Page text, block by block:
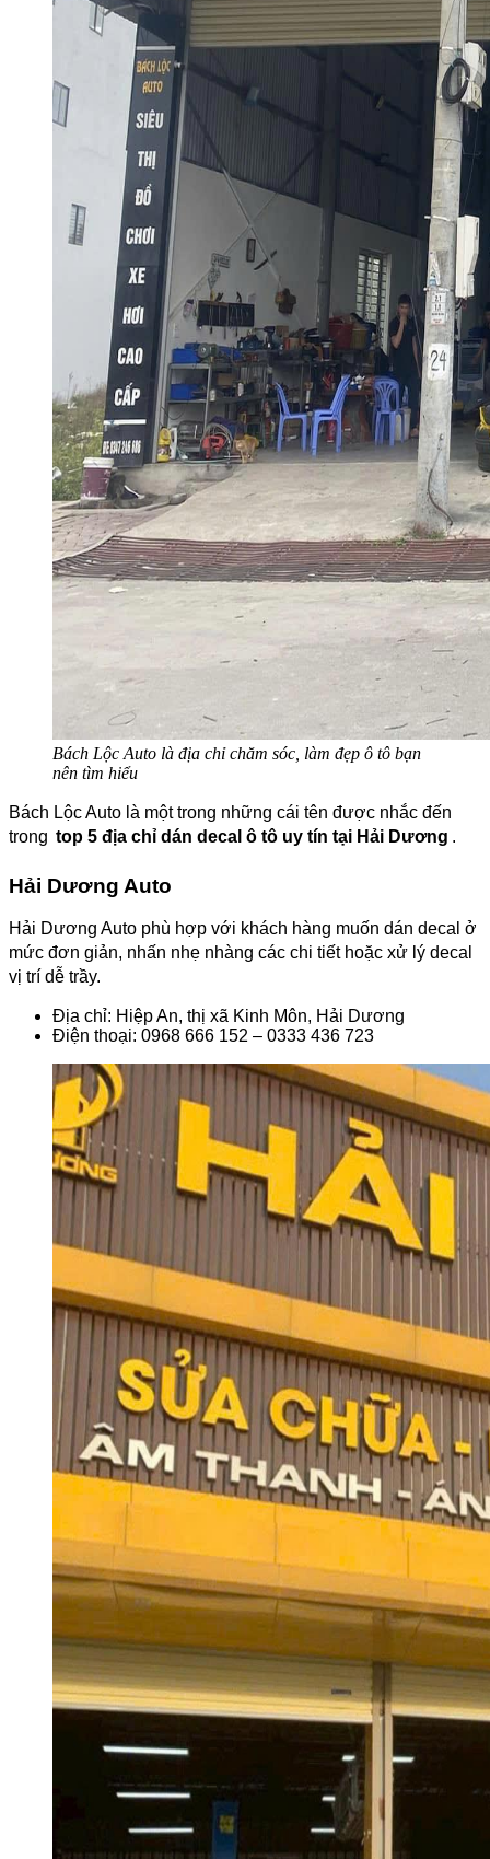
Bách Lộc Auto là địa chỉ chăm sóc, làm đẹp ô tô bạn
nên tìm hiểu
Bách Lộc Auto là một trong những cái tên được nhắc đến
trong top 5 địa chỉ dán decal ô tô uy tín tại Hải Dương .
Hải Dương Auto
Hải Dương Auto phù hợp với khách hàng muốn dán decal ở
mức đơn giản, nhấn nhẹ nhàng các chi tiết hoặc xử lý decal
vị trí dễ trầy.
Địa chỉ: Hiệp An, thị xã Kinh Môn, Hải Dương
Điện thoại: 0968 666 152 – 0333 436 723